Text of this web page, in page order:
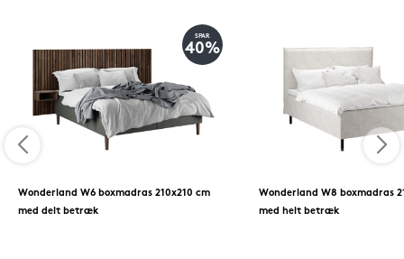
SPAR
40%
Wonderland W6 boxmadras 210x210 cm
med delt betræk
Wonderland W8 boxmadras
med helt betræk